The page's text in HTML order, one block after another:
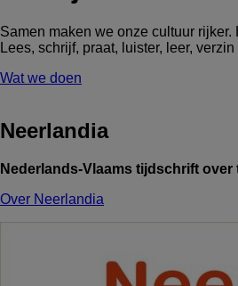
Samen maken we onze cultuur rijker.
Lees, schrijf, praat, luister, leer,
Wat we doen
Neerlandia
Nederlands-Vlaams tijdschrift over
Over Neerlandia